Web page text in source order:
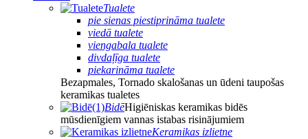
Tualete
pie sienas piestiprināma tualete
viedā tualete
viengabala tualete
divdaļīga tualete
piekarināma tualete
Bezapmales, Tornado skalošanas un ūdeni taupošas
keramikas tualetes
BidēHigiēniskas keramikas bidēs
mūsdienīgiem vannas istabas risinājumiem
Keramikas izlietne